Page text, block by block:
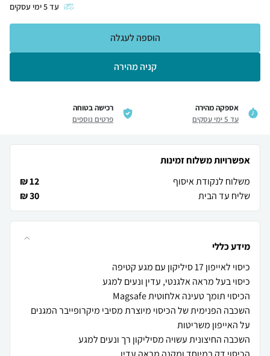
עד5ימי עסקים
קניה מהירה
הוספה לעגלה
אספקה מהירה
עד 5 ימי עסקים
רכישה בטוחה
פרטים נוספים
אפשרויות משלוח זמינות
משלוח לנקודת איסוף
12 ₪
שליח עד הבית
30 ₪
מידע כללי
השכבה הפנימית של הכיסוי מיוצרת מסיבי מיקרופייבר המגנים